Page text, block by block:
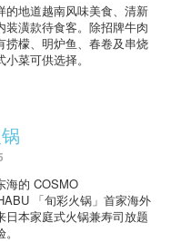
的地道越南风味美食、清新
装潢款待食客。除招牌牛肉
捞檬、明炉鱼、春卷及串烧
菜可供选择。
海的 COSMO
「旬彩火锅」首家海外
日本家庭式火锅兼寿司放题